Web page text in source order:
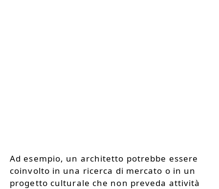
Ad esempio, un architetto potrebbe essere
coinvolto in una ricerca di mercato o in un
progetto culturale che non preveda attività